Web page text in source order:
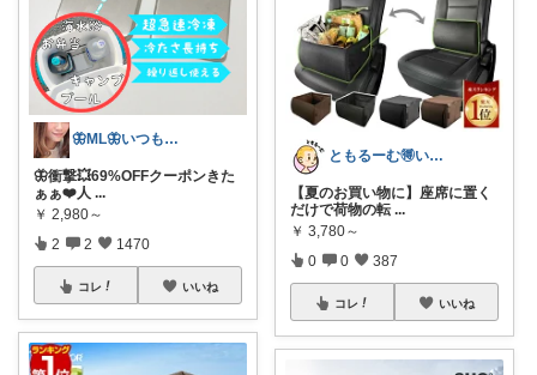
🦋ML🦋いつもありがとう💓
🦋衝撃💥69%OFFクーポンきた
ぁぁ❤️人 ...
￥ 2,980～
2 2 1470
コレ いいね
ともるーむ🉐いいものみっけ‼️
【夏のお買い物に】座席に置く
だけで荷物の転 ...
￥ 3,780～
0 0 387
コレ いいね